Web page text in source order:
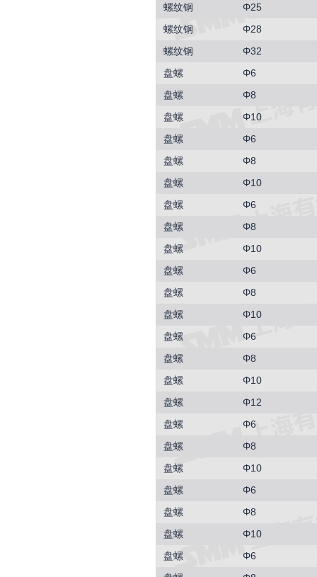
螺纹钢
Φ25
螺纹钢
Φ28
螺纹钢
Φ32
盘螺
Φ6
盘螺
Φ8
盘螺
Φ10
盘螺
Φ6
盘螺
Φ8
盘螺
Φ10
盘螺
Φ6
盘螺
Φ8
盘螺
Φ10
盘螺
Φ6
盘螺
Φ8
盘螺
Φ10
盘螺
Φ6
盘螺
Φ8
盘螺
Φ10
盘螺
Φ12
盘螺
Φ6
盘螺
Φ8
盘螺
Φ10
盘螺
Φ6
盘螺
Φ8
盘螺
Φ10
盘螺
Φ6